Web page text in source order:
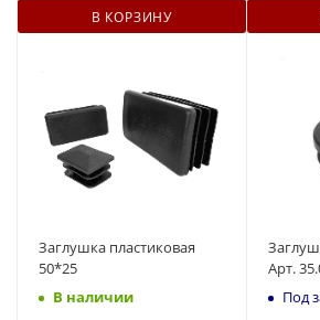
В КОРЗИНУ
Заглушка пластиковая
50*25
В наличии
Арт.
Под